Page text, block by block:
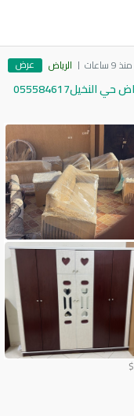
منذ 9 ساعات الرياض عرض
دينا تخاذ اثاث الى جمعية خيرية بالرياض حي النخيل055584617
$